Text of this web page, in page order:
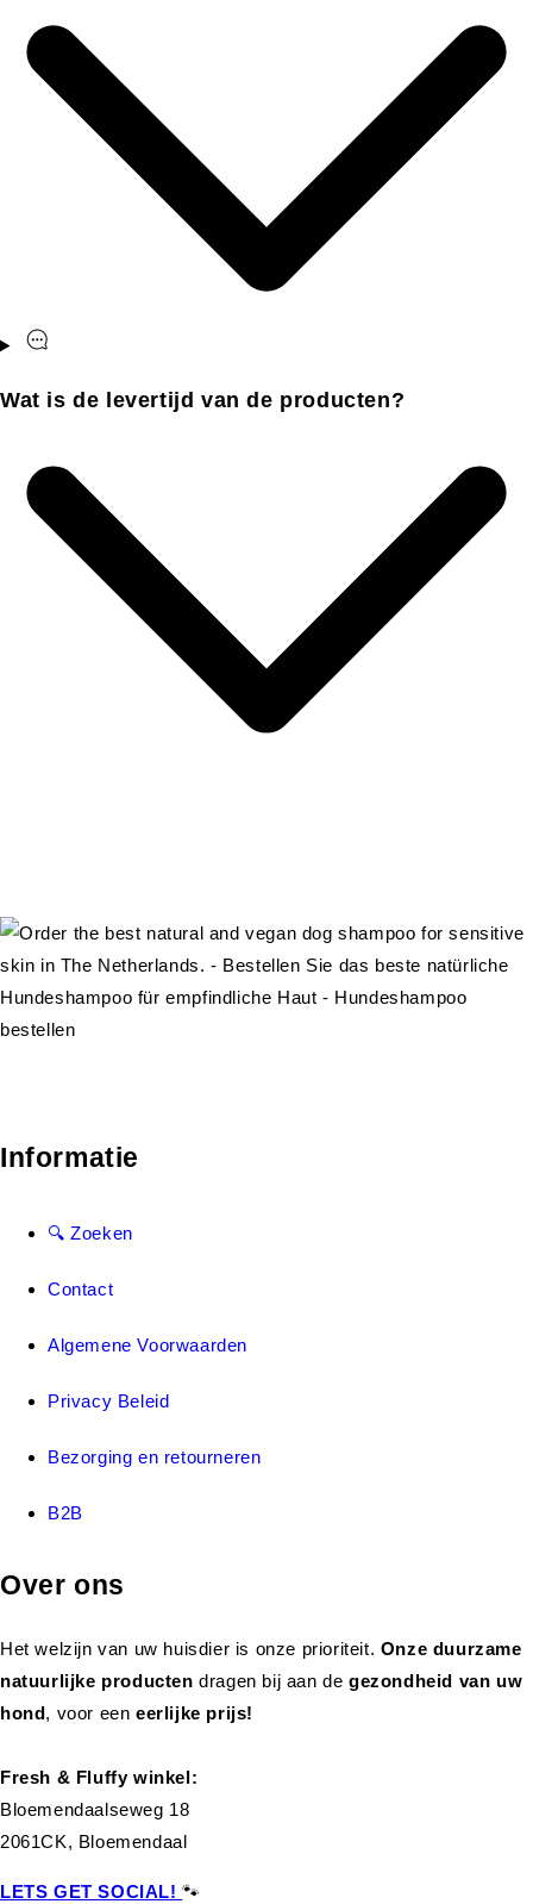
Wat is de levertijd van de producten?
Informatie
🔍 Zoeken
Contact
Algemene Voorwaarden
Privacy Beleid
Bezorging en retourneren
B2B
Over ons
Het welzijn van uw huisdier is onze prioriteit. Onze duurzame
natuurlijke productendragen bij aan de gezondheid van uw
hond, voor eeneerlijke prijs!
Fresh & Fluffy winkel:
Bloemendaalseweg 18
2061CK, Bloemendaal
LETS GET SOCIAL!🐾